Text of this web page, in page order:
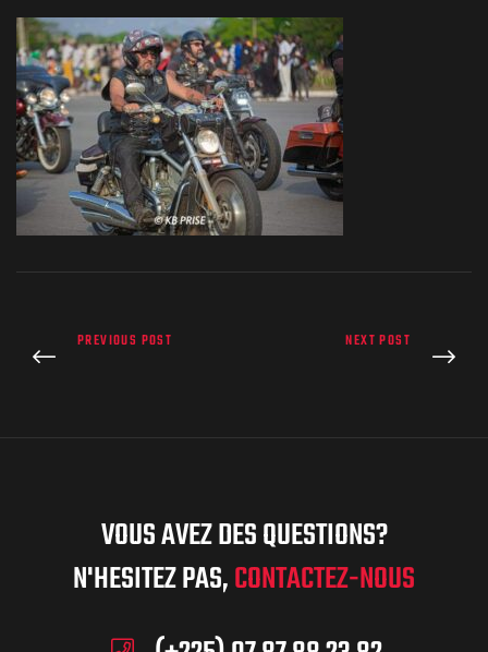
PREVIOUS POST NEXT POST
VOUS AVEZ DES QUESTIONS?
N'HESITEZ PAS,CONTACTEZ-NOUS